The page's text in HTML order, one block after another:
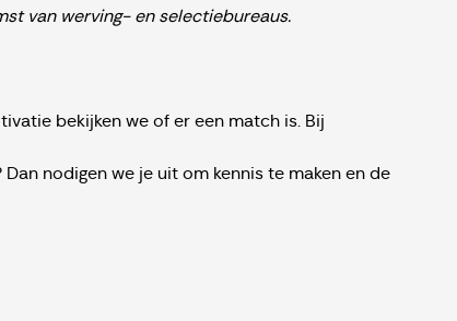
van werving- en selectiebureaus.
bekijken we of er een match is. Bij
nodigen we je uit om kennis te maken en de